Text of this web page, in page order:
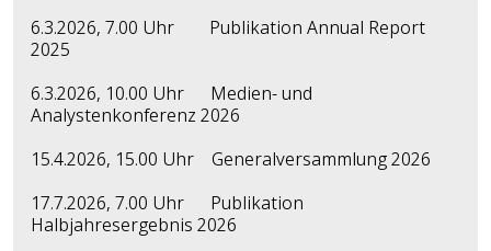
6.3.2026, 7.00 Uhr Publikation Annual Report
2025
6.3.2026, 10.00 Uhr Medien- und
Analystenkonferenz 2026
15.4.2026, 15.00 Uhr Generalversammlung 2026
17.7.2026, 7.00 Uhr Publikation
Halbjahresergebnis 2026